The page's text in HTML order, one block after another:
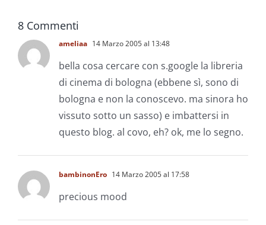
8 Commenti
ameliaa 14 Marzo 2005 al 13:48
bella cosa cercare con s.google la libreria
di cinema di bologna (ebbene sì, sono di
bologna e non la conoscevo. ma sinora ho
vissuto sotto un sasso) e imbattersi in
questo blog. al covo, eh? ok, me lo segno.
bambinonEro 14 Marzo 2005 al 17:58
precious mood